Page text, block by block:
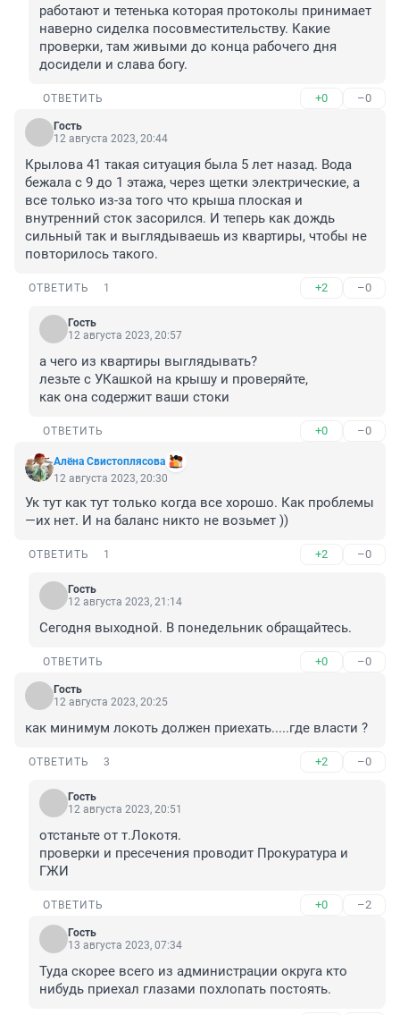
работают и тетенька которая протоколы принимает
наверно сиделка посовместительству. Какие
проверки, там живыми до конца рабочего дня
досидели и слава богу.
ОТВЕТИТЬ +0 –0
Гость
12 августа 2023, 20:44
Крылова 41 такая ситуация была 5 лет назад. Вода
бежала с 9 до 1 этажа, через щетки электрические, а
все только из-за того что крыша плоская и
внутренний сток засорился. И теперь как дождь
сильный так и выглядываешь из квартиры, чтобы не
повторилось такого.
ОТВЕТИТЬ 1 +2 –0
Гость
12 августа 2023, 20:57
а чего из квартиры выглядывать?
лезьте с УКашкой на крышу и проверяйте,
как она содержит ваши стоки
ОТВЕТИТЬ +0 –0
Алёна Свистоплясова
12 августа 2023, 20:30
Ук тут как тут только когда все хорошо. Как проблемы
—их нет. И на баланс никто не возьмет ))
ОТВЕТИТЬ 1 +2 –0
Гость
12 августа 2023, 21:14
Сегодня выходной. В понедельник обращайтесь.
ОТВЕТИТЬ +0 –0
Гость
12 августа 2023, 20:25
как минимум локоть должен приехать.....где власти ?
ОТВЕТИТЬ 3 +2 –0
Гость
12 августа 2023, 20:51
отстаньте от т.Локотя.
проверки и пресечения проводит Прокуратура и
ГЖИ
ОТВЕТИТЬ +0 –2
Гость
13 августа 2023, 07:34
Туда скорее всего из администрации округа кто
нибудь приехал глазами похлопать постоять.